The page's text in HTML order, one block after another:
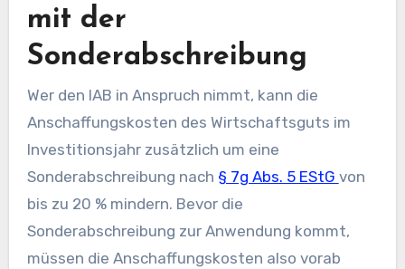
mit der
Sonderabschreibung
Wer den IAB in Anspruch nimmt, kann die
Anschaffungskosten des Wirtschaftsguts im
Investitionsjahr zusätzlich um eine
Sonderabschreibung nach § 7g Abs. 5 EStG von
bis zu 20 % mindern. Bevor die
Sonderabschreibung zur Anwendung kommt,
müssen die Anschaffungskosten also vorab